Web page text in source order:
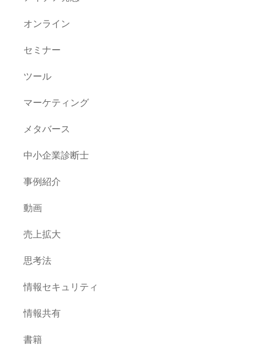
オンライン
セミナー
ツール
マーケティング
メタバース
中小企業診断士
事例紹介
動画
売上拡大
思考法
情報セキュリティ
情報共有
書籍